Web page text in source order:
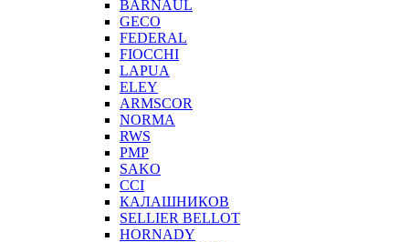
BARNAUL
GEСO
FEDERAL
FIOCCHI
LAPUA
ELEY
ARMSCOR
NORMA
RWS
PMP
SAKO
CCI
КАЛАШНИКОВ
SELLIER BELLOT
HORNADY